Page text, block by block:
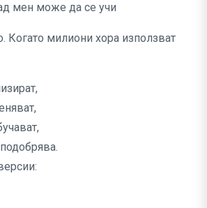
мен може да се учи
Когато милиони хора използват